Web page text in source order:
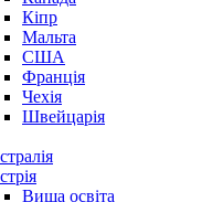
Кіпр
Мальта
США
Франція
Чехія
Швейцарія
Вища освіта